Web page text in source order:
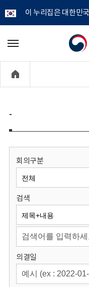
이 누리집은 대한민
개
정
보
원
회
메
기
-
회의구분
검색
의결일